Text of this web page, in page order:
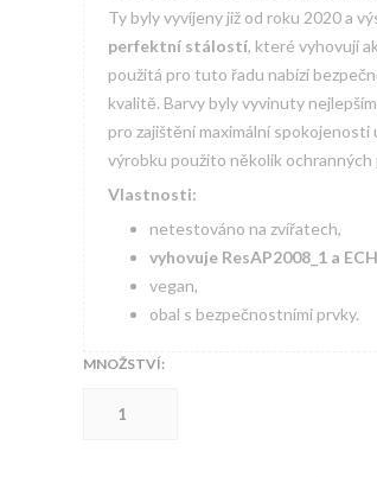
Ty byly vyvíjeny již od roku 2020 a
perfektní stálostí, které vyhovují
použitá pro tuto řadu nabízí
kvalitě. Barvy byly vyvinuty
pro zajištění maximální
výrobku použito několik ochranných
Vlastnosti:
netestováno na zvířatech,
vyhovuje ResAP2008_1 a
vegan,
obal s bezpečnostními prvky.
MNOŽSTVÍ: